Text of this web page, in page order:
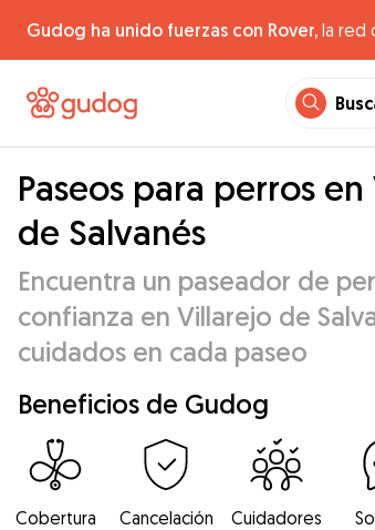
Gudog ha unido fuerzas con Rover, la red
Paseos para perros
de Salvanés
Encuentra un paseador de
confianza en Villarejo de
cuidados en cada paseo
Beneficios de Gudog
Cobertura
Cancelación
Cuidadores